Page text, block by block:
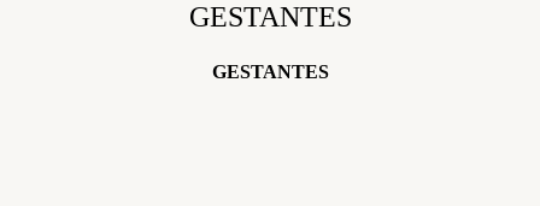
GESTANTES
GESTANTES